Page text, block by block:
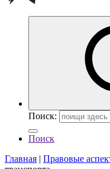
Поиск:
Поиск
Главная | Правовые